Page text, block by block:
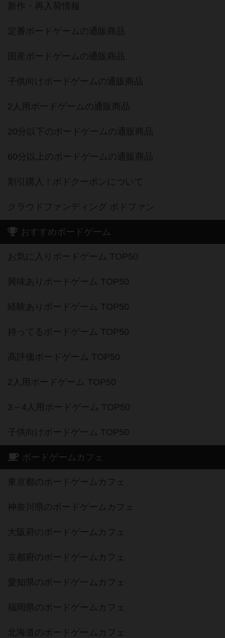
新作・再入荷情報
定番ボードゲームの通販商品
国産ボードゲームの通販商品
子供向けボードゲームの通販商品
2人用ボードゲームの通販商品
20分以下のボードゲームの通販商品
60分以上のボードゲームの通販商品
割引購入！ボドクーポンについて
クラウドファンディング ボドファン
おすすめボードゲーム
お気に入りボードゲーム TOP50
興味ありボードゲーム TOP50
経験ありボードゲーム TOP50
持ってるボードゲーム TOP50
高評価ボードゲーム TOP50
2人用ボードゲーム TOP50
3～4人用ボードゲーム TOP50
子供向けボードゲーム TOP50
ボードゲームカフェ
東京都のボードゲームカフェ
神奈川県のボードゲームカフェ
大阪府のボードゲームカフェ
京都府のボードゲームカフェ
愛知県のボードゲームカフェ
福岡県のボードゲームカフェ
北海道のボードゲームカフェ